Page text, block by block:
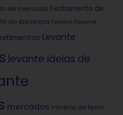
de mercado Fechamento de
do ibovespa Federal Reserve
Levante
levante ideias de
mercados minério de ferro